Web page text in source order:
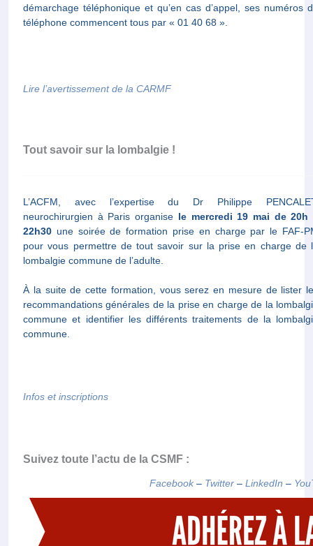
démarchage téléphonique et qu’en cas d’appel, ses numéros
téléphone commencent tous par « 01 40 68 ».
Lire l’avertissement de la CARMF
Tout savoir sur la lombalgie !
L’ACFM, avec l’expertise du Dr Philippe
neurochirurgien à Paris organise le mercredi 19 mai de 20h
22h30 une soirée de formation prise en charge par le FAF-
pour vous permettre de tout savoir sur la prise en charge de
lombalgie commune de l’adulte.
À la suite de cette formation, vous serez en mesure de lister
recommandations générales de la prise en charge de la
commune et identifier les différents traitements de la
commune.
Infos et inscriptions
Suivez toute l’actu de la CSMF :
Facebook– Twitter– LinkedIn –